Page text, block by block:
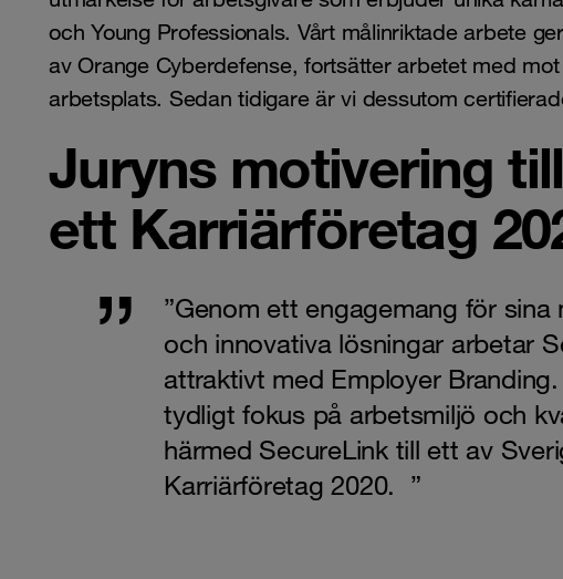
och Young Professionals. Vårt målinriktade arbete
av Orange Cyberdefense, fortsätter arbetet med
arbetsplats. Sedan tidigare är vi dessutom
Juryns motivering
ett Karriärföretag
”Genom ett engagemang för sina
och innovativa lösningar arbetar
attraktivt med Employer
tydligt fokus på arbetsmiljö och
härmed SecureLink till ett av
Karriärföretag 2020. ”